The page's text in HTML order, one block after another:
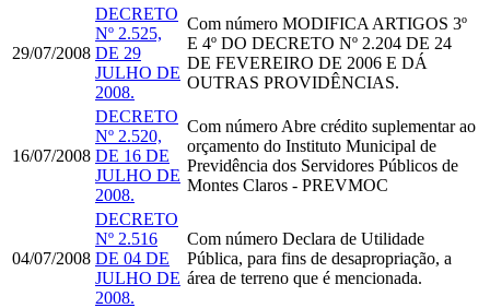
29/07/2008
DECRETO
Nº 2.525,
DE 29
JULHO DE
2008.
Com número MODIFICA ARTIGOS 3º
E 4º DO DECRETO Nº 2.204 DE 24
DE FEVEREIRO DE 2006 E DÁ
OUTRAS PROVIDÊNCIAS.
16/07/2008
DECRETO
Nº 2.520,
DE 16 DE
JULHO DE
2008.
Com número Abre crédito suplementar ao
orçamento do Instituto Municipal de
Previdência dos Servidores Públicos de
Montes Claros - PREVMOC
04/07/2008
DECRETO
Nº 2.516
DE 04 DE
JULHO DE
2008.
Com número Declara de Utilidade
Pública, para fins de desapropriação, a
área de terreno que é mencionada.